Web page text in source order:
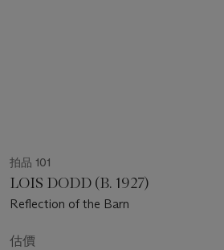
拍品 101
LOIS DODD (B. 1927)
Reflection of the Barn
估價